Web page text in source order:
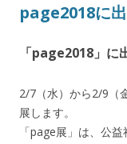
page2018に
「page2018」に
2/7（水）から2/9（
展します。
「page展」は、公